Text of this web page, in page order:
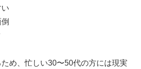
い
め、忙しい30〜50代の方には現実